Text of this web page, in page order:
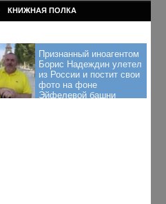
КНИЖНАЯ ПОЛКА
Признанный иноагентом
Борис Надеждин улетел
из России и постит свои
фото на фоне
Эйфелевой башни